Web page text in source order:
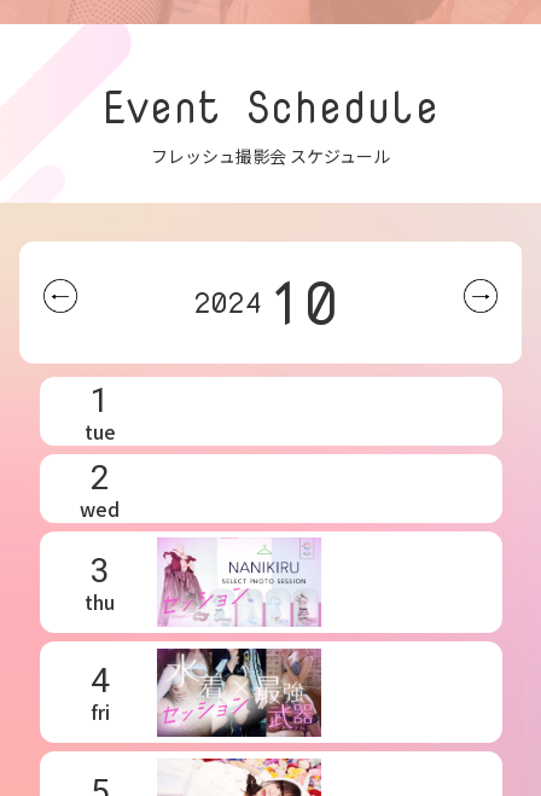
Event Schedule
フレッシュ撮影会 スケジュール
2024 10
1
tue
2
wed
3
thu
4
fri